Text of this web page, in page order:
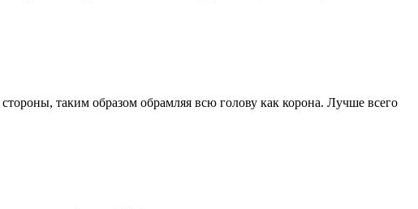
таким образом обрамляя всю голову как корона. Лучше всего